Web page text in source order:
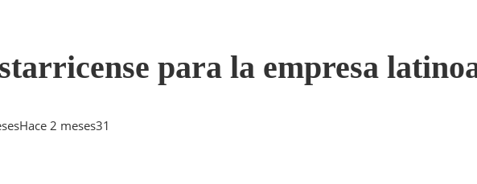
para la empresa
Hace 2 meses31